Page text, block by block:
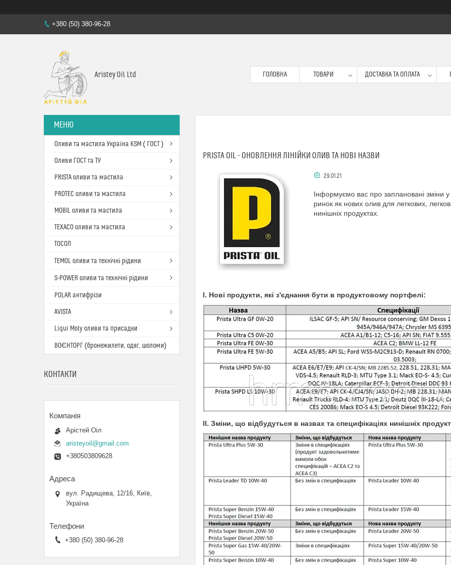
+380 (50) 380-96-28
Aristey Oil Ltd ГОЛОВНА ТОВАРИ ДОСТАВКА ТА ОПЛАТА
PRISTA OIL - ОНОВЛЕННЯ ЛІНІЙКИ ОЛИВ ТА НОВІ НАЗВИ
29.01.21
Інформуємо вас про заплановані зміни
ринок як нових олив для легкових,
нинішніх продуктах.
I. Нові продукти, які з'єднання бути в продуктовому портфелі:
II. Зміни, що відбудуться в назвах та специфікаціях нинішніх
Оливи та мастила Україна KSM ( ГОСТ )
Оливи ГОСТ та ТУ
PRISTA оливи та мастила
PROTEC оливи та мастила
MOBIL оливи та мастила
TEXACO оливи та мастила
ТОСОЛ
TEMOL оливи та технічні рідини
S-POWER оливи та технічні рідини
POLAR антифрізи
AVISTA
Liqui Moly оливи та присадки
ВОЄНТОРГ (бронежилети, одяг, шоломи)
КОНТАКТИ
Арістей Оіл
aristeyoil@gmail.com
+380503809628
вул. Радищева, 12/16, Київ,
Україна
+380 (50) 380-96-28